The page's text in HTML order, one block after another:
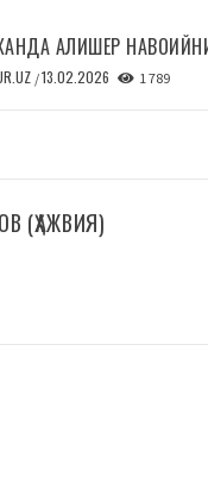
АЛИШЕР
/13.02.2026 1 789
(ҲАЖВИЯ)